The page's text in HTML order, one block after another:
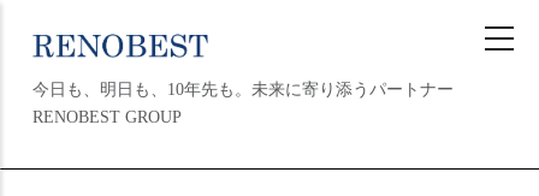
今日も、明日も、10年先も。未来に寄り添うパートナー
RENOBEST GROUP